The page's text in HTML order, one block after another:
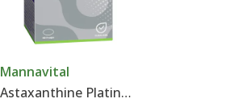
Mannavital
Astaxanthine Platinum - Mannavital